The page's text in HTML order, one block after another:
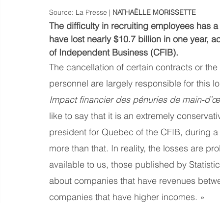
Source: La Presse | NATHAËLLE MORISSETTE
The difficulty in recruiting employees has
have lost nearly $10.7 billion in one year,
of Independent Business (CFIB).
The cancellation of certain contracts or
personnel are largely responsible for this
Impact financier des pénuries de main-
like to say that it is an extremely
president for Quebec of the CFIB, during
more than that. In reality, the losses are
available to us, those published by
about companies that have revenues
companies that have higher incomes. »